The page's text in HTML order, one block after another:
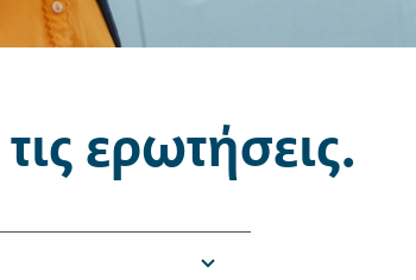
ερωτήσεις.